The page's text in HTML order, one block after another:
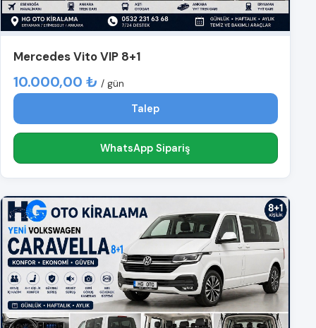
Mercedes Vito VIP 8+1
10.000,00 ₺ / gün
Talep
WhatsApp Sipariş